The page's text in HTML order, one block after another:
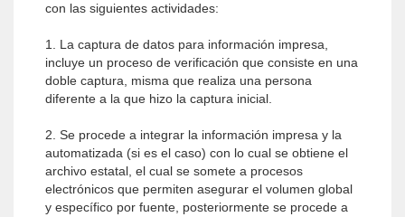
con las siguientes actividades:
1. La captura de datos para información impresa,
incluye un proceso de verificación que consiste en una
doble captura, misma que realiza una persona
diferente a la que hizo la captura inicial.
2. Se procede a integrar la información impresa y la
automatizada (si es el caso) con lo cual se obtiene el
archivo estatal, el cual se somete a procesos
electrónicos que permiten asegurar el volumen global
y específico por fuente, posteriormente se procede a